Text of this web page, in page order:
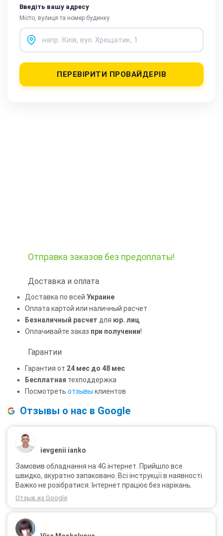
Введіть вашу адресу
Місто, вулиця та номер будинку
ПЕРЕВІРИТИ ПРОВАЙДЕРІВ
Отправка заказов без предоплаты!
Доставка и оплата
Доставка по всей Украине
Оплата картой или наличный расчет
Безналичный расчет для юр. лиц
Оплачивайте заказ при получении!
Гарантии
Гарантия от 24 мес до 48 мес
Бесплатная техподдержка
Посмотреть отзывы клиентов
Отзывы о нас в Google
ievgenii ianko
Замовив обладнання на 4G інтернет. Прийшло все
швидко, акуратно запаковано. Всі інструкції в наявності.
Важко не розібратися. Інтернет працює без нарікань.
Отзыв из Google